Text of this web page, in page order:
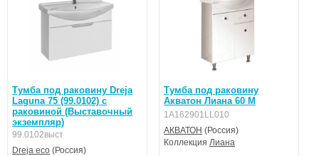
Тумба под раковину Dreja
Laguna 75 (99.0102) с
раковиной (Выставочный
экземпляр)
99.0102выст
Dreja eco (Россия)
Тумба под раковину
Акватон Лиана 60 М
1A162901LL010
АКВАТОН (Россия)
Коллекция Лиана